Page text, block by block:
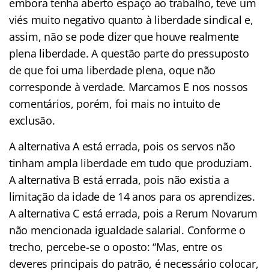
embora tenha aberto espaço ao trabalho, teve um
viés muito negativo quanto à liberdade sindical e,
assim, não se pode dizer que houve realmente
plena liberdade. A questão parte do pressuposto
de que foi uma liberdade plena, oque não
corresponde à verdade. Marcamos E nos nossos
comentários, porém, foi mais no intuito de
exclusão.
A alternativa A está errada, pois os servos não
tinham ampla liberdade em tudo que produziam.
A alternativa B está errada, pois não existia a
limitação da idade de 14 anos para os aprendizes.
A alternativa C está errada, pois a Rerum Novarum
não mencionada igualdade salarial. Conforme o
trecho, percebe-se o oposto: “Mas, entre os
deveres principais do patrão, é necessário colocar,